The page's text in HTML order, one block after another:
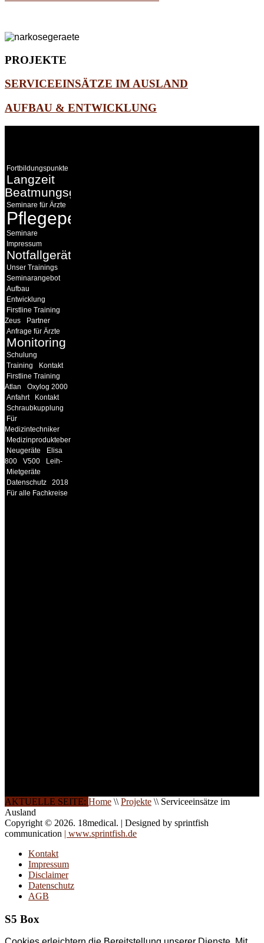
PROJEKTE
SERVICEEINSÄTZE IM AUSLAND
AUFBAU & ENTWICKLUNG
Fortbildungspunkte
Langzeit
Beatmungsgeräte
Seminare für Ärzte
Pflegepersonal
Seminare
Impressum
Notfallgeräte
Unser Trainings
Seminarangebot
Aufbau
Entwicklung
Firstline Training
Zeus
Partner
Anfrage für Ärzte
Monitoring
Schulung
Training
Kontakt
Firstline Training
Atlan
Oxylog 2000
Anfahrt
Kontakt
Schraubkupplung
Für
Medizintechniker
Medizinprodukteberater
Neugeräte
Elisa
800
V500
Leih-
Mietgeräte
Datenschutz
2018
Für alle Fachkreise
AKTUELLE SEITE: Home \\ Projekte \\ Serviceeinsätze im
Ausland
Copyright © 2026. 18medical. | Designed by sprintfish
communication | www.sprintfish.de
Kontakt
Impressum
Disclaimer
Datenschutz
AGB
S5 Box